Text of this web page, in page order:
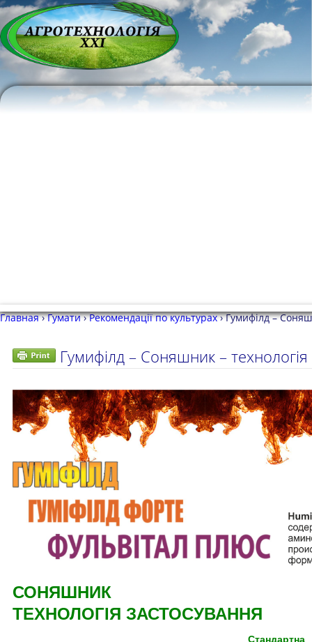
Главная › Гумати › Рекомендації по культурах › Гумифілд –
Гумифілд – Соняшник – технологія
СОНЯШНИК
ТЕХНОЛОГІЯ ЗАСТОСУВАННЯ
Стандартна